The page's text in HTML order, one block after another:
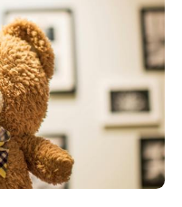
个人中心